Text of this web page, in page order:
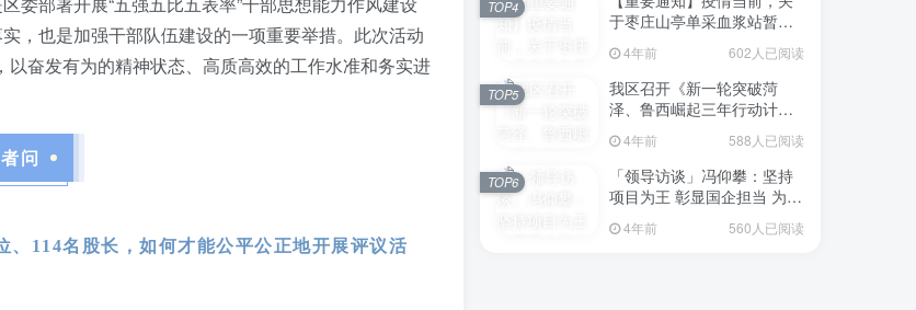
，也是加强干部队伍建设的一项重要举措。此次活动
奋发有为的精神状态、高质高效的工作水准和务实进
问
114名股长，如何才能公平公正地开展评议活
于枣庄山亭单采血浆站暂停
4年前 602人已阅读
TOP4
我区召开《新一轮突破菏
泽、鲁西崛起三年行动计划
意见稿）政策分析研判会议
4年前 588人已阅读
TOP5
「领导访谈」冯仰攀：坚持
项目为王 彰显国企担当 为全
点项目建设贡献“交发力量”
4年前 560人已阅读
TOP6